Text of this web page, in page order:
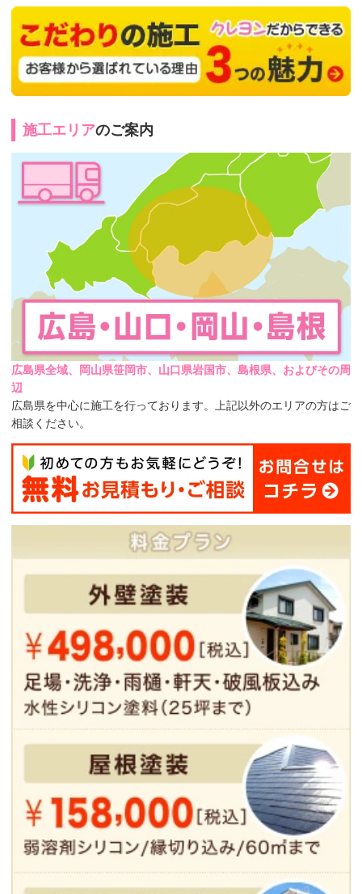
施工エリアのご案内
広島県全域、岡山県笹岡市、山口県岩国市、島根県、およびその周
辺
広島県を中心に施工を行っております。上記以外のエリアの方はご
相談ください。